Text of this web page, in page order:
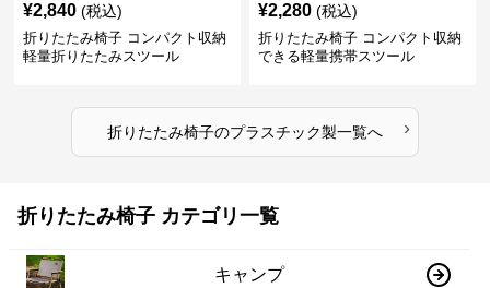
¥2,840 (税込)
折りたたみ椅子 コンパクト収納
軽量折りたたみスツール
¥2,280 (税込)
折りたたみ椅子 コンパクト収納
できる軽量携帯スツール
折りたたみ椅子のプラスチック製一覧へ ›
折りたたみ椅子 カテゴリ一覧
キャンプ